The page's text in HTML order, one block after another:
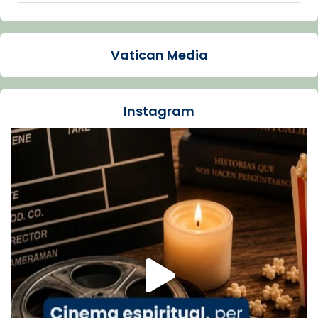
Arquebisbat de Barcelona
La Carmina va patir depressió. Fa gairebé
dos mesos, a l'Estadi Lluís Companys, la
Recupera l'entrevista comp
Vatican
tican News 👇
www.vaticannews.va/es/iglesia/news/2026-
07/carmina-historia-depresion-papa-viaje-
espana-testimoni...
Foto
View on Facebook · Share
Arquebisbat de Barcelona
Vatican Media
Instagram